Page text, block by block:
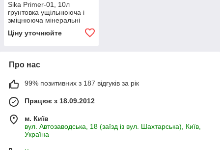
Sika Primer-01, 10л
грунтовка ущільнююча і
зміцнююча мінеральні
Ціну уточнюйте
Про нас
99% позитивних з 187 відгуків за рік
Працює з 18.09.2012
м. Київ
вул. Автозаводська, 18 (заїзд із вул. Шахтарська), Київ,
Україна